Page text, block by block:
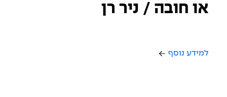
או חובה / ניר רן
למידע נוסף